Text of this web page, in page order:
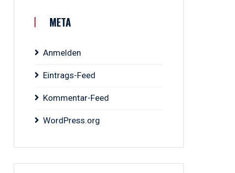
META
Anmelden
Eintrags-Feed
Kommentar-Feed
WordPress.org